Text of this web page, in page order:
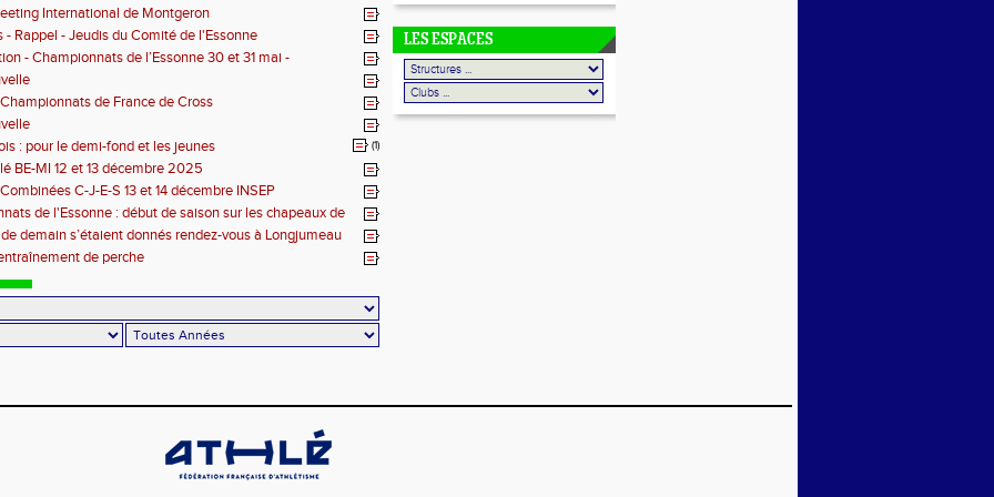
International de Montgeron
- Rappel - Jeudis du Comité de l'Essonne
- Championnats de l’Essonne 30 et 31 mai -
de France de Cross
: pour le demi-fond et les jeunes (1)
BE-MI 12 et 13 décembre 2025
C-J-E-S 13 et 14 décembre INSEP
de l'Essonne : début de saison sur les chapeaux de
demain s’étaient donnés rendez-vous à Longjumeau
de perche
LES ESPACES